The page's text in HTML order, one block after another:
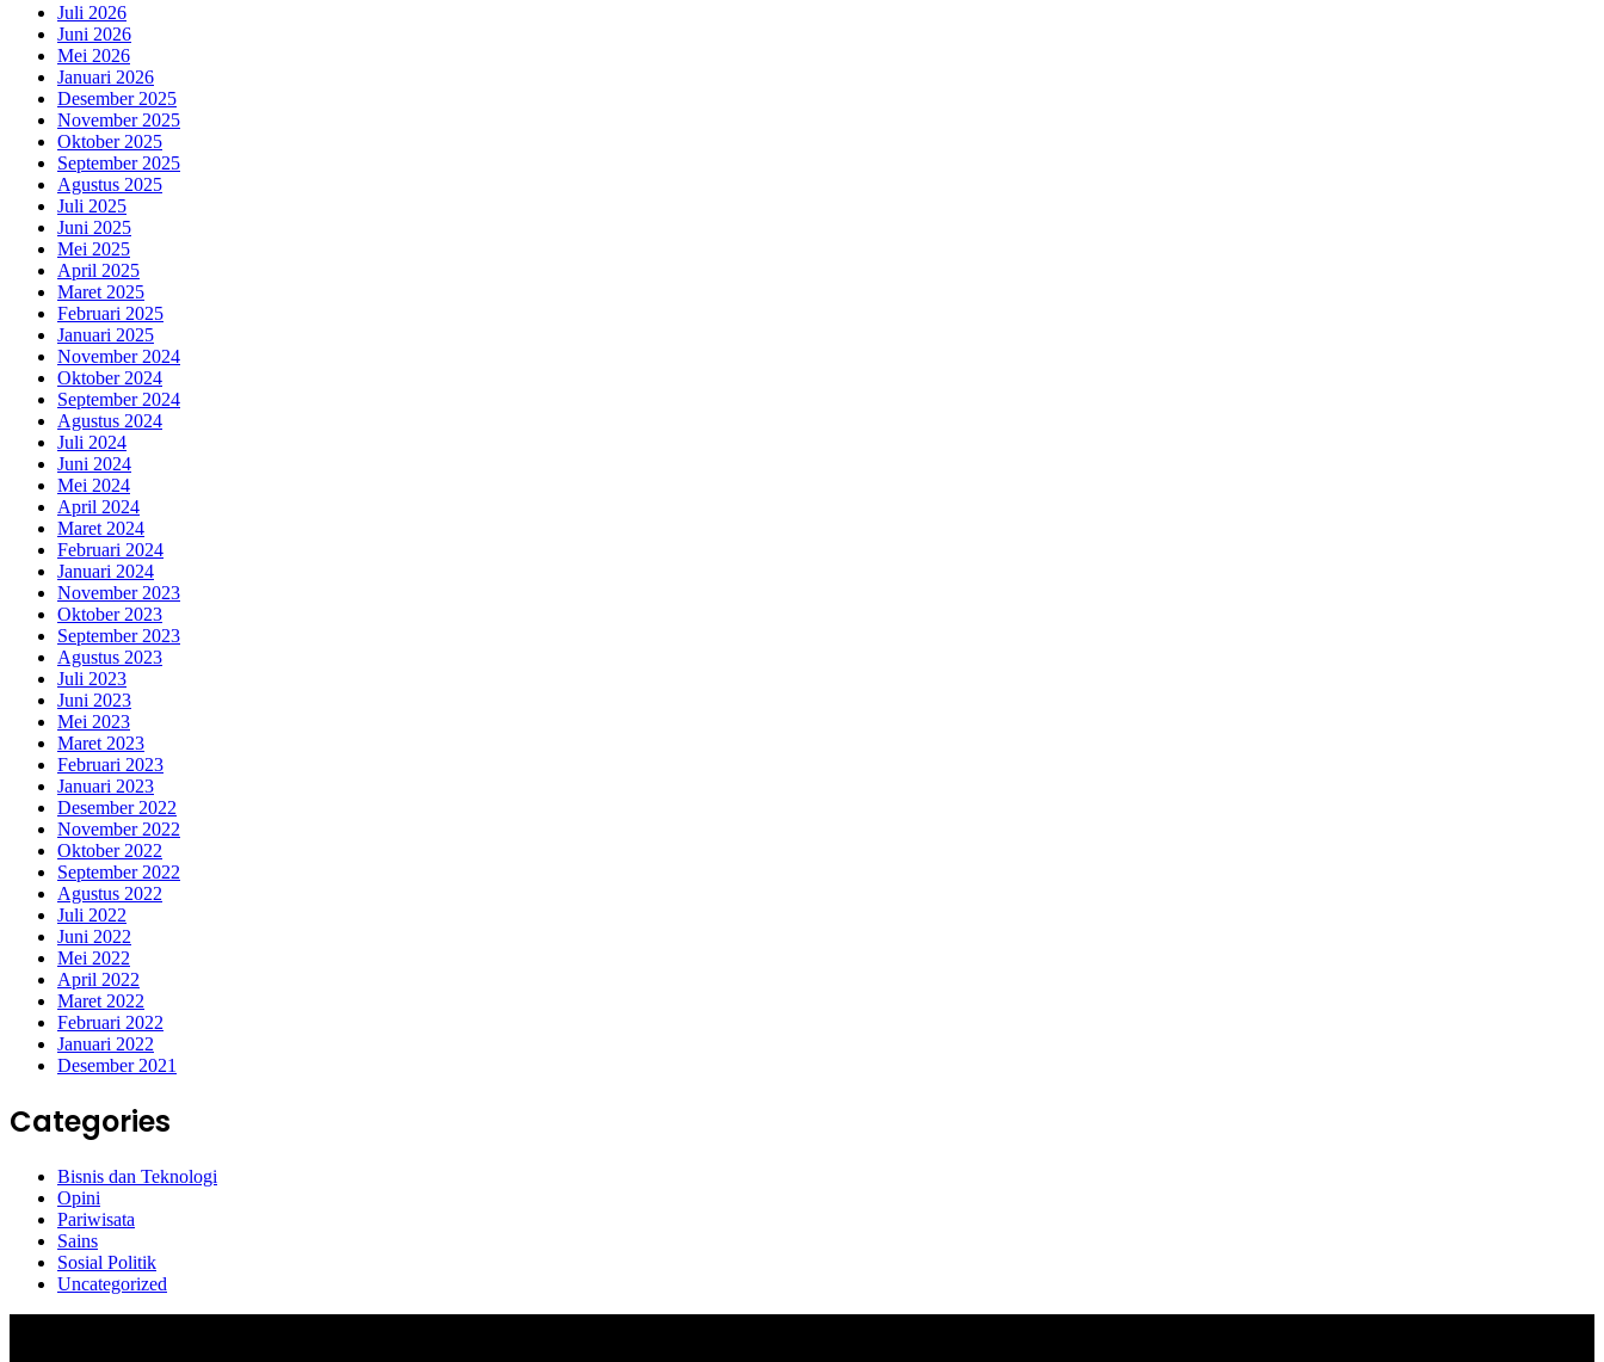
Juli 2026
Juni 2026
Mei 2026
Januari 2026
Desember 2025
November 2025
Oktober 2025
September 2025
Agustus 2025
Juli 2025
Juni 2025
Mei 2025
April 2025
Maret 2025
Februari 2025
Januari 2025
November 2024
Oktober 2024
September 2024
Agustus 2024
Juli 2024
Juni 2024
Mei 2024
April 2024
Maret 2024
Februari 2024
Januari 2024
November 2023
Oktober 2023
September 2023
Agustus 2023
Juli 2023
Juni 2023
Mei 2023
Maret 2023
Februari 2023
Januari 2023
Desember 2022
November 2022
Oktober 2022
September 2022
Agustus 2022
Juli 2022
Juni 2022
Mei 2022
April 2022
Maret 2022
Februari 2022
Januari 2022
Desember 2021
Categories
Bisnis dan Teknologi
Opini
Pariwisata
Sains
Sosial Politik
Uncategorized